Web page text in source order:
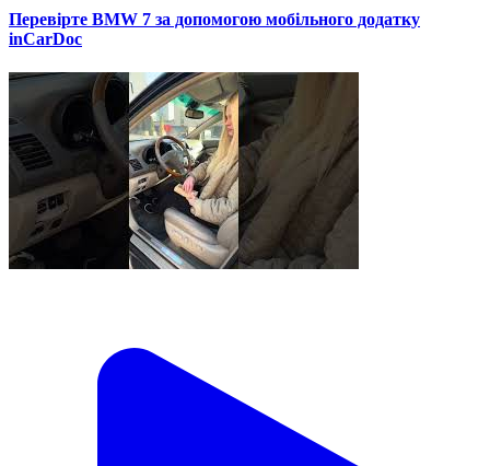
Перевірте BMW 7 за допомогою мобільного додатку
inCarDoc